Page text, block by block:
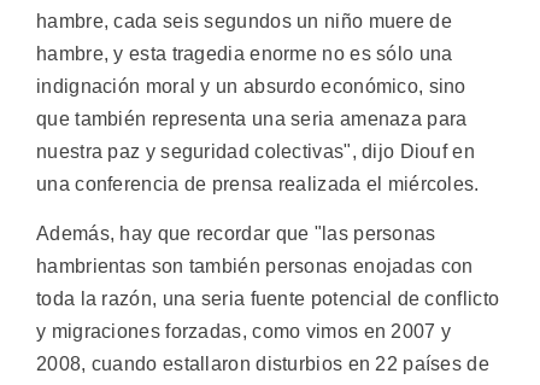
hambre, cada seis segundos un niño muere de
hambre, y esta tragedia enorme no es sólo una
indignación moral y un absurdo económico, sino
que también representa una seria amenaza para
nuestra paz y seguridad colectivas", dijo Diouf en
una conferencia de prensa realizada el miércoles.
Además, hay que recordar que "las personas
hambrientas son también personas enojadas con
toda la razón, una seria fuente potencial de conflicto
y migraciones forzadas, como vimos en 2007 y
2008, cuando estallaron disturbios en 22 países de